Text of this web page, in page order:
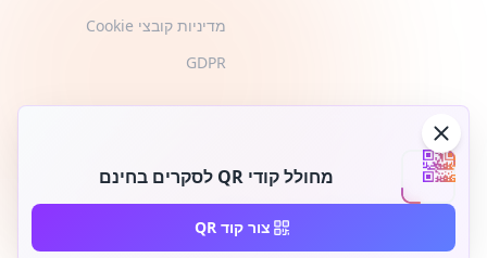
מחולל קודי QR לסקרים בחינם
צור קוד QR
מדיניות קובצי Cookie
GDPR